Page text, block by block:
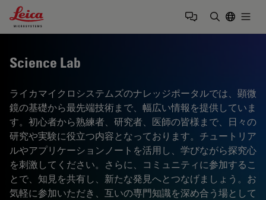
Leica Microsystems Logo
Science Lab
ライカマイクロシステムズのナレッジポータルでは、顕微
鏡の基礎から最先端技術まで、幅広い情報を提供していま
す。初心者から熟練者、研究者、医師の皆様まで、日々の
研究や実験に役立つ内容となっております。チュートリア
ルやアプリケーションノートを活用し、学びながら探究心
を刺激してください。さらに、コミュニティに参加するこ
とで、知見を共有し、新たな発見へとつなげましょう。お
気軽に参加いただき、互いの専門知識を深め合う場として